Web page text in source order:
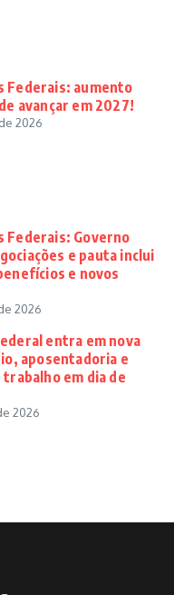
Federais: aumento
avançar em 2027!
2026
Federais: Governo
e pauta inclui
e novos
2026
entra em nova
aposentadoria e
trabalho em dia de
2026